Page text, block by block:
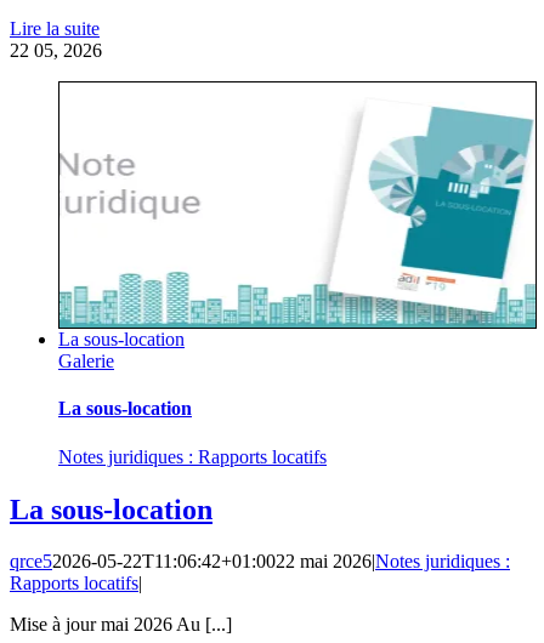
Lire la suite
22 05, 2026
La sous-location
Galerie
La sous-location
Notes juridiques : Rapports locatifs
La sous-location
qrce52026-05-22T11:06:42+01:0022 mai 2026|Notes juridiques :
Rapports locatifs|
Mise à jour mai 2026 Au [...]